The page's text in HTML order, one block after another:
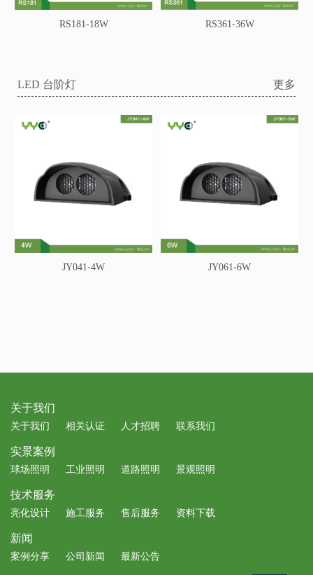
RS181-18W RS361-36W
LED 台阶灯 更多
JY041-4W JY061-6W
关于我们
关于我们 相关认证 人才招聘 联系我们
实景案例
球场照明 工业照明 道路照明 景观照明
技术服务
亮化设计 施工服务 售后服务 资料下载
新闻
案例分享 公司新闻 最新公告